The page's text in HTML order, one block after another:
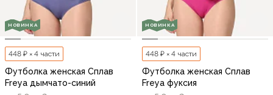
НОВИНКА
448 ₽ × 4 части
Футболка женская Сплав
Freya дымчато-синий
НОВИНКА
448 ₽ × 4 части
Футболка женская Сплав
Freya фуксия